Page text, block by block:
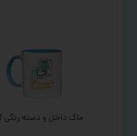
ماگ داخل و دسته رنگی